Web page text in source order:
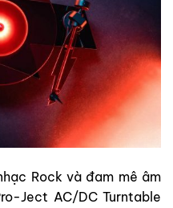
Rock và đam mê âm
Ject AC/DC Turntable